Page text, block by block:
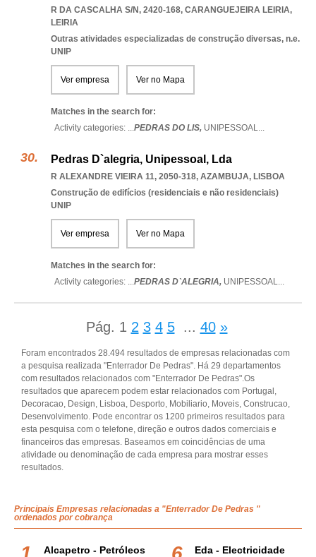
R DA CASCALHA S/N, 2420-168, CARANGUEJEIRA LEIRIA,
LEIRIA
Outras atividades especializadas de construção diversas, n.e.
UNIP
Ver empresa Ver no Mapa
Matches in the search for:
Activity categories: ...PEDRAS DO LIS, UNIPESSOAL...
Pedras D`alegria, Unipessoal, Lda
R ALEXANDRE VIEIRA 11, 2050-318, AZAMBUJA, LISBOA
Construção de edifícios (residenciais e não residenciais)
UNIP
Ver empresa Ver no Mapa
Matches in the search for:
Activity categories: ...PEDRAS D`ALEGRIA, UNIPESSOAL...
Pág. 1 2 3 4 5 ... 40 »
Foram encontrados 28.494 resultados de empresas relacionadas com
a pesquisa realizada "Enterrador De Pedras". Há 29 departamentos
com resultados relacionados com "Enterrador De Pedras".Os
resultados que aparecem podem estar relacionados com Portugal,
Decoracao, Design, Lisboa, Desporto, Mobiliario, Moveis, Construcao,
Desenvolvimento. Pode encontrar os 1200 primeiros resultados para
esta pesquisa com o telefone, direção e outros dados comerciais e
financeiros das empresas. Baseamos em coincidências de uma
atividade ou denominação de cada empresa para mostrar esses
resultados.
Principais Empresas relacionadas a "Enterrador De Pedras "
ordenados por cobrança
Alcapetro - Petróleos
Eda - Electricidade